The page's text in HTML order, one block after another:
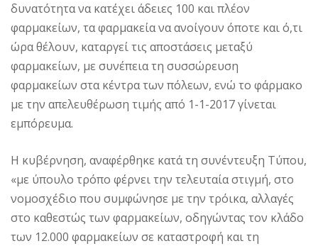
δυνατότητα να κατέχει άδειες 100 και πλέον
φαρμακείων, τα φαρμακεία να ανοίγουν όποτε και ό,τι
ώρα θέλουν, καταργεί τις αποστάσεις μεταξύ
φαρμακείων, με συνέπεια τη συσσώρευση
φαρμακείων στα κέντρα των πόλεων, ενώ το φάρμακο
με την απελευθέρωση τιμής από 1-1-2017 γίνεται
εμπόρευμα.
Η κυβέρνηση, αναφέρθηκε κατά τη συνέντευξη Τύπου,
«με ύπουλο τρόπο φέρνει την τελευταία στιγμή, στο
νομοσχέδιο που συμφώνησε με την τρόικα, αλλαγές
στο καθεστώς των φαρμακείων, οδηγώντας τον κλάδο
των 12.000 φαρμακείων σε καταστροφή και τη